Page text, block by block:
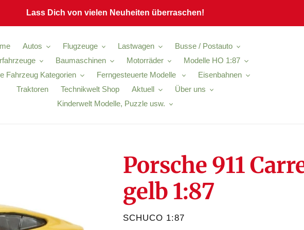
Lass Dich von vielen Neuheiten überraschen!
Autos Flugzeuge Lastwagen
Busse / Postauto
Baumaschinen Motorräder
Modelle HO 1:87
Fahrzeug Kategorien
Ferngesteuerte Modelle
Eisenbahnen
Traktoren
Technikwelt Shop Aktuell
Über uns
Kinderwelt Modelle, Puzzle usw.
Porsche 911
gelb 1:87
VERKÄUFER
SCHUCO 1:87